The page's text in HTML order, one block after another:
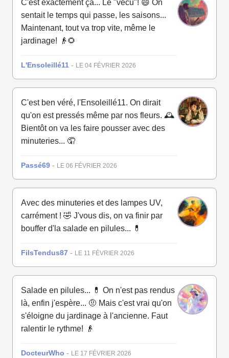
C'est exactement ça... Le "vécu"! 😄 On
sentait le temps qui passe, les saisons...
Maintenant, tout va trop vite, même le
jardinage! 👴🌻
L'Ensoleillé11 - LE 04 FÉVRIER 2026
C'est ben véré, l'Ensoleillé11. On dirait
qu'on est pressés même par nos fleurs. 🕰️
Bientôt on va les faire pousser avec des
minuteries... 🤦
Passé69 - LE 06 FÉVRIER 2026
Avec des minuteries et des lampes UV,
carrément ! 🤣 J'vous dis, on va finir par
bouffer d'la salade en pilules... 💊
FilsTendus87 - LE 11 FÉVRIER 2026
Salade en pilules... 💊 On n'est pas rendus
là, enfin j'espère... 🤨 Mais c'est vrai qu'on
s'éloigne du jardinage à l'ancienne. Faut
ralentir le rythme! 👴
DocteurWho - LE 17 FÉVRIER 2026